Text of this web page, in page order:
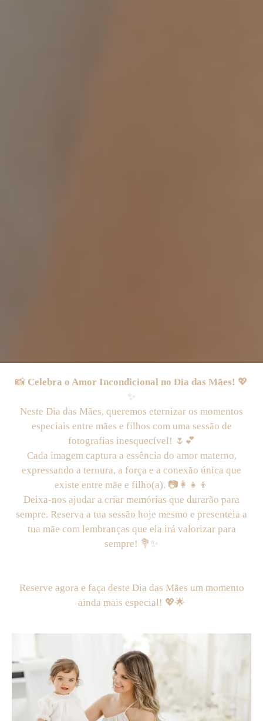
📸 Celebra o Amor Incondicional no Dia das Mães! 💖
✨
Neste Dia das Mães, queremos eternizar os momentos
especiais entre mães e filhos com uma sessão de
fotografias inesquecível! 🌷💕
Cada imagem captura a essência do amor materno,
expressando a ternura, a força e a conexão única que
existe entre mãe e filho(a). 📷👩‍👧‍👦
Deixa-nos ajudar a criar memórias que durarão para
sempre. Reserva a tua sessão hoje mesmo e presenteia a
tua mãe com lembranças que ela irá valorizar para
sempre! 💐✨
Reserve agora e faça deste Dia das Mães um momento
ainda mais especial! 💖🌟